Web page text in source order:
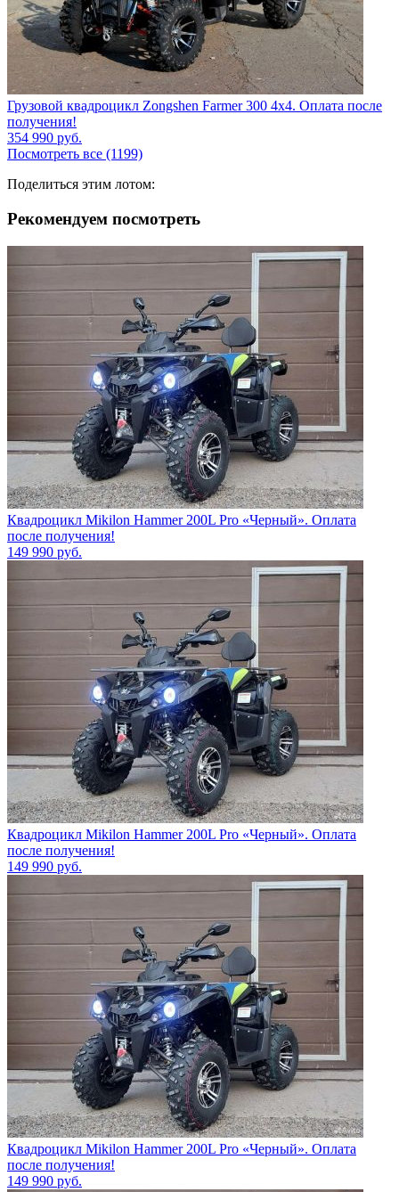
Грузовой квадроцикл Zongshen Farmer 300 4х4. Оплата после
получения!
354 990 руб.
Посмотреть все (1199)
Поделиться этим лотом:
Рекомендуем посмотреть
Квадроцикл Mikilon Hammer 200L Pro «Черный». Оплата
после получения!
149 990 руб.
Квадроцикл Mikilon Hammer 200L Pro «Черный». Оплата
после получения!
149 990 руб.
Квадроцикл Mikilon Hammer 200L Pro «Черный». Оплата
после получения!
149 990 руб.